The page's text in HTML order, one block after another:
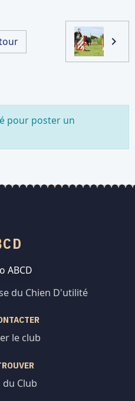
pour poster un
du Chien D'utilité
le club
Club